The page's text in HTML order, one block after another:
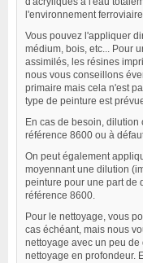
l'environnement
Vous pouvez l'appliquer
médium, bois, etc... Pour
assimilés, les résines
nous vous conseillons
primaire mais cela n'est
type de peinture est
En cas de besoin, dilution
référence 8600 ou à
On peut également
moyennant une dilution
peinture pour une part de
référence 8600.
Pour le nettoyage, vous
cas échéant, mais nous
nettoyage avec un peu
nettoyage en profondeur.